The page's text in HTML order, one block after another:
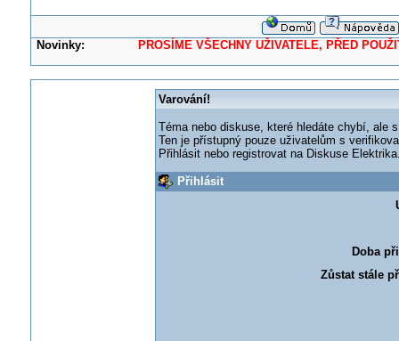
Novinky: PROSÍME VŠECHNY UŽIVATELE, PŘED
Varování!
Téma nebo diskuse, které hledáte chybí, ale
Ten je přístupný pouze uživatelům s
Přihlásit nebo registrovat na Diskuse
Přihlásit
Doba
Zůstat stále